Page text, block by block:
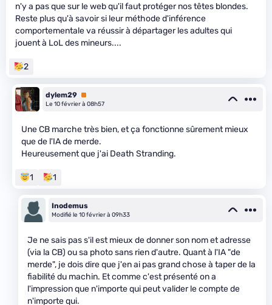
n'y a pas que sur le web qu'il faut protéger nos têtes blondes.
Reste plus qu'à savoir si leur méthode d'inférence
comportementale va réussir à départager les adultes qui
jouent à LoL des mineurs....
2
dylem29 Premium
Le 10 février à 08h57
Une CB marche très bien, et ça fonctionne sûrement mieux
que de l'IA de merde.
Heureusement que j'ai Death Stranding.
1 1
Inodemus
Modifié le 10 février à 09h33
Je ne sais pas s'il est mieux de donner son nom et adresse
(via la CB) ou sa photo sans rien d'autre. Quant à l'IA "de
merde", je dois dire que j'en ai pas grand chose à taper de la
fiabilité du machin. Et comme c'est présenté on a
l'impression que n'importe qui peut valider le compte de
n'importe qui.